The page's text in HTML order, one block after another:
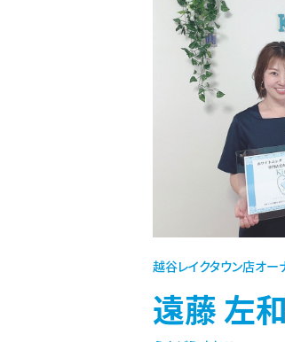
越谷レイクタウン店オー
遠藤 左